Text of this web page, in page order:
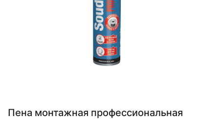
Пена монтажная профессиональная